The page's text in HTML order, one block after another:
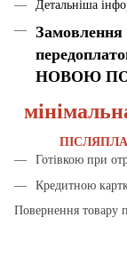
Детальніша
Замовлення
НОВОЮ
Готівкою при
Кредитною
Повернення товару